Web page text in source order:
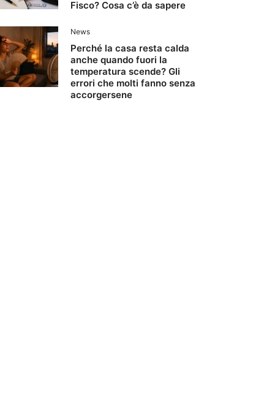
Fisco? Cosa c’è da sapere
News
Perché la casa resta calda
anche quando fuori la
temperatura scende? Gli
errori che molti fanno senza
accorgersene